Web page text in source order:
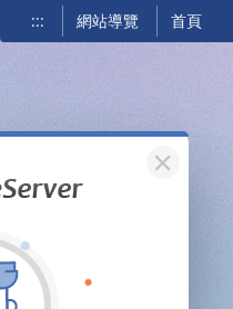
::: 網站導覽 首頁
關閉